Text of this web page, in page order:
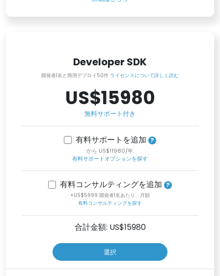
Developer SDK
開発者1名と商用デプロイ50件 ライセンスについて詳しく読む
US$15980
無料サポート付き
有料サポートを追加
から US$11980/年.
有料サポートオプションを探す
有料コンサルティングを追加
+US$5999 開発者1名あたり、月額
有料コンサルティングを探す
合計金額: US$15980
選択